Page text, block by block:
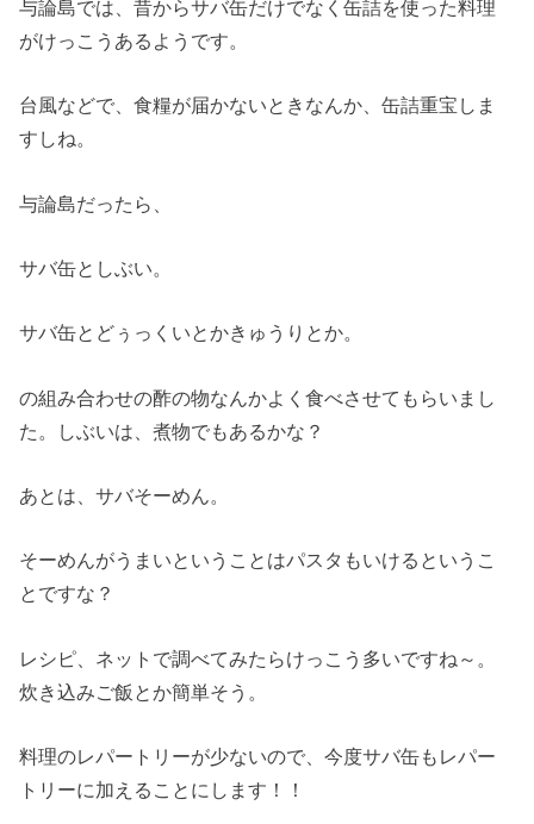
与論島では、昔からサバ缶だけでなく缶詰を使った料理
がけっこうあるようです。
台風などで、食糧が届かないときなんか、缶詰重宝しま
すしね。
与論島だったら、
サバ缶としぶい。
サバ缶とどぅっくいとかきゅうりとか。
の組み合わせの酢の物なんかよく食べさせてもらいまし
た。しぶいは、煮物でもあるかな？
あとは、サバそーめん。
そーめんがうまいということはパスタもいけるというこ
とですな？
レシピ、ネットで調べてみたらけっこう多いですね～。
炊き込みご飯とか簡単そう。
料理のレパートリーが少ないので、今度サバ缶もレパー
トリーに加えることにします！！